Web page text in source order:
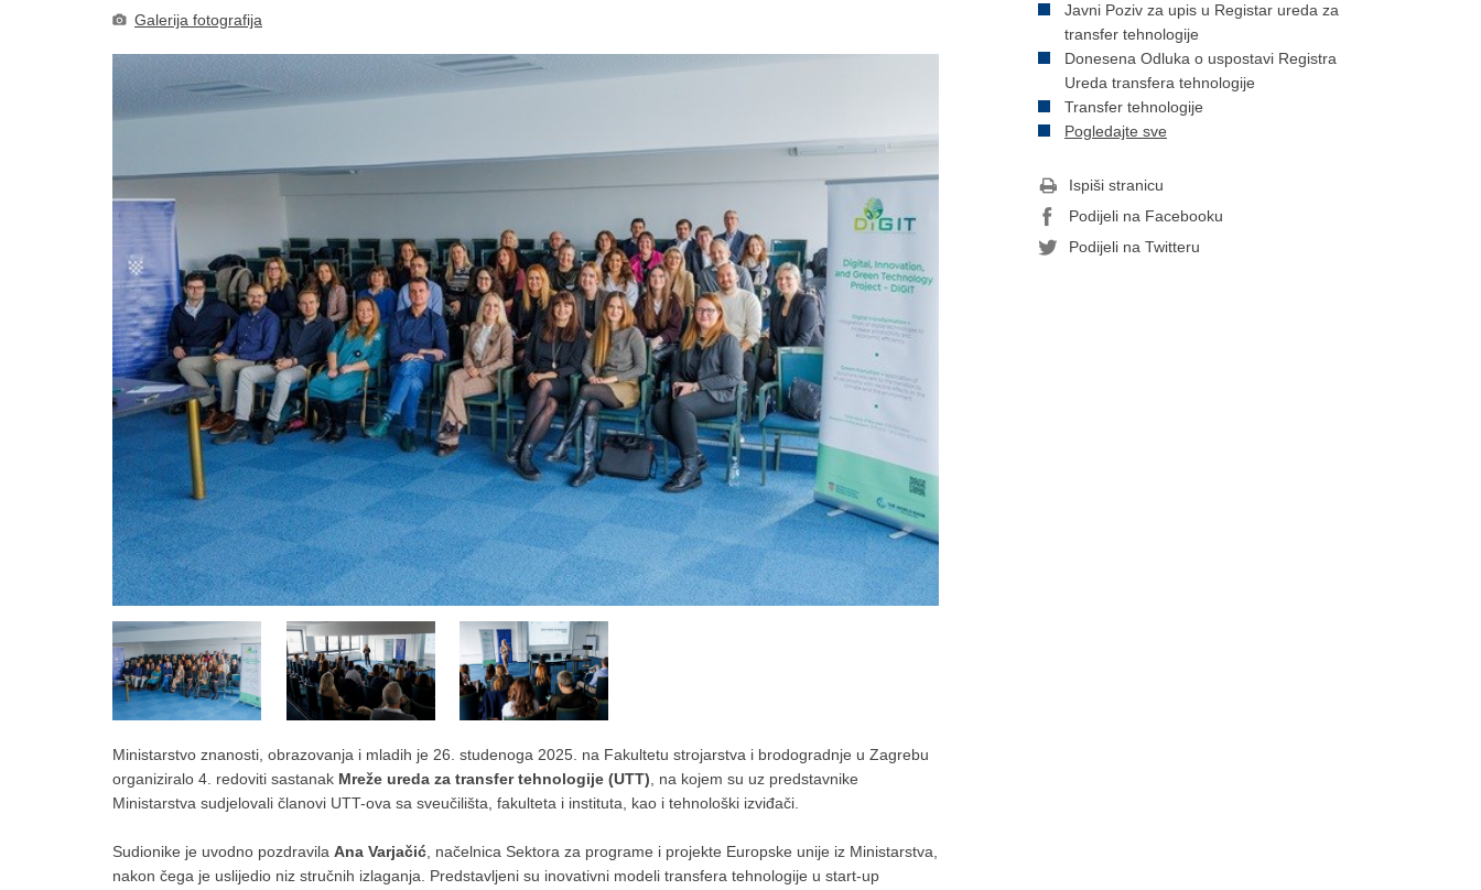
Galerija fotografija
Ministarstvo znanosti, obrazovanja i mladih je 26. studenoga 2025. na Fakultetu strojarstva i brodogradnje u Zagrebu
organiziralo 4. redoviti sastanak Mreže ureda za transfer tehnologije (UTT), na kojem su uz predstavnike
Ministarstva sudjelovali članovi UTT-ova sa sveučilišta, fakulteta i instituta, kao i tehnološki izviđači.
Sudionike je uvodno pozdravila Ana Varjačić, načelnica Sektora za programe i projekte Europske unije iz Ministarstva,
nakon čega je uslijedio niz stručnih izlaganja. Predstavljeni su inovativni modeli transfera tehnologije u start-up
Javni Poziv za upis u Registar ureda za
transfer tehnologije
Donesena Odluka o uspostavi Registra
Ureda transfera tehnologije
Transfer tehnologije
Pogledajte sve
Ispiši stranicu
Podijeli na Facebooku
Podijeli na Twitteru